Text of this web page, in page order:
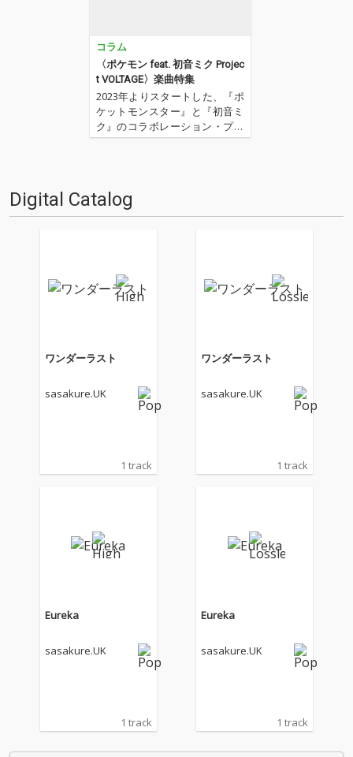
コラム
〈ポケモン feat. 初音ミク Projec
t VOLTAGE〉楽曲特集
2023年よりスタートした、『ポ
ケットモンスター』と『初音ミ
ク』のコラボレーション・プロ
ジェクト、〈ポケモン feat. 初
ロPたちが書き下ろした楽曲群
は…
Digital Catalog
ワンダーラスト
sasakure.UK
1 track
ワンダーラスト
sasakure.UK
1 track
Eureka
sasakure.UK
1 track
Eureka
sasakure.UK
1 track